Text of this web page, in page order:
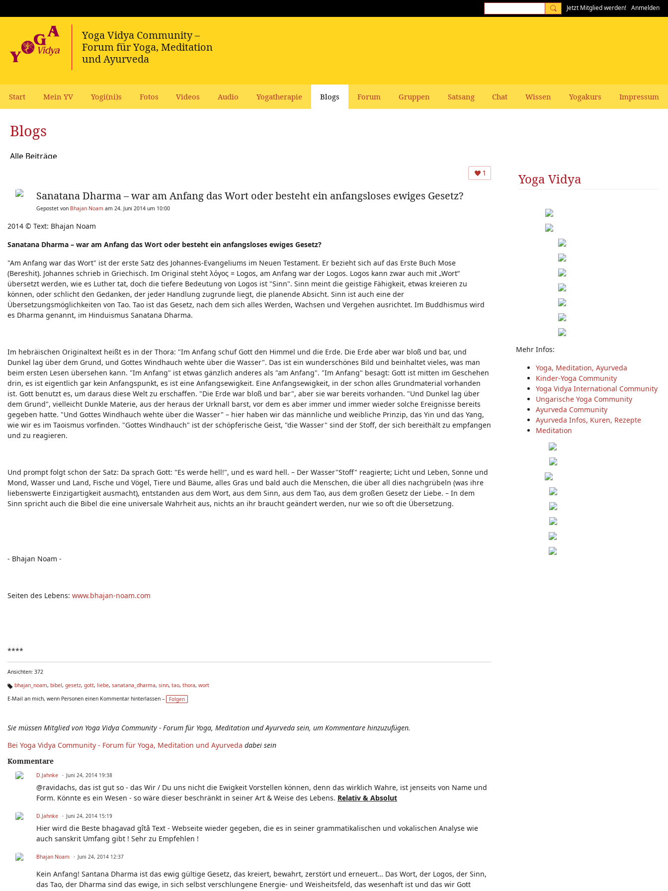
Jetzt Mitglied werden! Anmelden
Start Mein YV Yogi(ni)s Fotos Videos Audio Yogatherapie Blogs Forum Gruppen Satsang Chat Wissen Yogakurs Impressum
Blogs
Alle Beiträge
1
Sanatana Dharma – war am Anfang das Wort oder besteht ein anfangsloses ewiges Gesetz?
Gepostet von Bhajan Noam am 24. Juni 2014 um 10:00
2014 © Text: Bhajan Noam
Sanatana Dharma – war am Anfang das Wort oder besteht ein anfangsloses ewiges Gesetz?
"Am Anfang war das Wort" ist der erste Satz des Johannes-Evangeliums im Neuen Testament. Er bezieht sich auf das Erste Buch Mose
(Bereshit). Johannes schrieb in Griechisch. Im Original steht λόγος = Logos, am Anfang war der Logos. Logos kann zwar auch mit „Wort“
übersetzt werden, wie es Luther tat, doch die tiefere Bedeutung von Logos ist "Sinn". Sinn meint die geistige Fähigkeit, etwas kreieren zu
können, oder schlicht den Gedanken, der jeder Handlung zugrunde liegt, die planende Absicht. Sinn ist auch eine der
Übersetzungsmöglichkeiten von Tao. Tao ist das Gesetz, nach dem sich alles Werden, Wachsen und Vergehen ausrichtet. Im Buddhismus wird
es Dharma genannt, im Hinduismus Sanatana Dharma.
Im hebräischen Originaltext heißt es in der Thora: "Im Anfang schuf Gott den Himmel und die Erde. Die Erde aber war bloß und bar, und
Dunkel lag über dem Grund, und Gottes Windhauch wehte über die Wasser". Das ist ein wunderschönes Bild und beinhaltet vieles, was man
beim ersten Lesen übersehen kann. "Im Anfang" ist etwas gänzlich anderes als "am Anfang". "Im Anfang" besagt: Gott ist mitten im Geschehen
drin, es ist eigentlich gar kein Anfangspunkt, es ist eine Anfangsewigkeit. Eine Anfangsewigkeit, in der schon alles Grundmaterial vorhanden
ist. Gott benutzt es, um daraus diese Welt zu erschaffen. "Die Erde war bloß und bar", aber sie war bereits vorhanden. "Und Dunkel lag über
dem Grund", vielleicht Dunkle Materie, aus der heraus der Urknall barst, vor dem es aber immer und immer wieder solche Ereignisse bereits
gegeben hatte. "Und Gottes Windhauch wehte über die Wasser" – hier haben wir das männliche und weibliche Prinzip, das Yin und das Yang,
wie wir es im Taoismus vorfinden. "Gottes Windhauch" ist der schöpferische Geist, "die Wasser" sind der Stoff, der sich bereithält zu empfangen
und zu reagieren.
Und prompt folgt schon der Satz: Da sprach Gott: "Es werde hell!", und es ward hell. – Der Wasser"Stoff" reagierte; Licht und Leben, Sonne und
Mond, Wasser und Land, Fische und Vögel, Tiere und Bäume, alles Gras und bald auch die Menschen, die über all dies nachgrübeln (was ihre
liebenswerte Einzigartigkeit ausmacht), entstanden aus dem Wort, aus dem Sinn, aus dem Tao, aus dem großen Gesetz der Liebe. – In dem
Sinn spricht auch die Bibel die eine universale Wahrheit aus, nichts an ihr braucht geändert werden, nur wie so oft die Übersetzung.
- Bhajan Noam -
Seiten des Lebens: www.bhajan-noam.com
****
Ansichten: 372
g
bhajan_noam, bibel, gesetz, gott, liebe, sanatana_dharma, sinn, tao, thora, wort
E-Mail an mich, wenn Personen einen Kommentar hinterlassen –
Folgen
Sie müssen Mitglied von Yoga Vidya Community - Forum für Yoga, Meditation und Ayurveda sein, um Kommentare hinzuzufügen.
Bei Yoga Vidya Community - Forum für Yoga, Meditation und Ayurveda dabei sein
Kommentare
D.Jahnke Juni 24, 2014 19:38
@ravidachs, das ist gut so - das Wir / Du uns nicht die Ewigkeit Vorstellen können, denn das wirklich Wahre, ist jenseits von Name und
Form. Könnte es ein Wesen - so wäre dieser beschränkt in seiner Art & Weise des Lebens. Relativ & Absolut
D.Jahnke Juni 24, 2014 15:19
Hier wird die Beste bhagavad gîtâ Text - Webseite wieder gegeben, die es in seiner grammatikalischen und vokalischen Analyse wie
auch sanskrit Umfang gibt ! Sehr zu Empfehlen !
Bhajan Noam Juni 24, 2014 12:37
Kein Anfang! Santana Dharma ist das ewig gültige Gesetz, das kreiert, bewahrt, zerstört und erneuert… Das Wort, der Logos, der Sinn,
das Tao, der Dharma sind das ewige, in sich selbst verschlungene Energie- und Weisheitsfeld, das wesenhaft ist und das wir Gott
Yoga Vidya
Mehr Infos:
Yoga, Meditation, Ayurveda
Kinder-Yoga Community
Yoga Vidya International Community
Ungarische Yoga Community
Ayurveda Community
Ayurveda Infos, Kuren, Rezepte
Meditation